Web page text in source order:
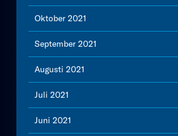
Oktober 2021
September 2021
Augusti 2021
Juli 2021
Juni 2021